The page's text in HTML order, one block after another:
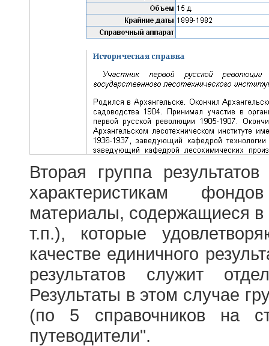
Вторая группа
характеристикам
материалы, содержащиеся в
т.п.), которые
качестве единичного
результатов служит
Результаты в этом случае
(по 5 справочников на
путеводители".